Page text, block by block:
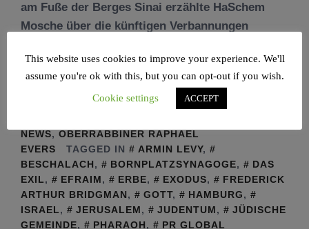
am Fuße der Berges Sinai erzählte HaSchem
Mosche über die künftigen Verbannungen
WEITERLESEN
NEWS, OBERRABBINER RAPHAEL
EVERS
TAGGED IN ARMIN LEVY,
BESCHALACH, BORNPLATZSYNAGOGE,
DAS
EXIL, EFRAIM, ERBE, EXODUS,
FREDERICK
ARTHUR BRIDGMAN, GOTT, HAMBURG,
ISRAEL, JERUSALEM, JUDENTUM,
JÜDISCHE
GEMEINDE, PHARAOH,
PR GLOBAL
This website uses cookies to improve your experience. We'll
assume you're ok with this, but you can opt-out if you wish.
Cookie settings
ACCEPT